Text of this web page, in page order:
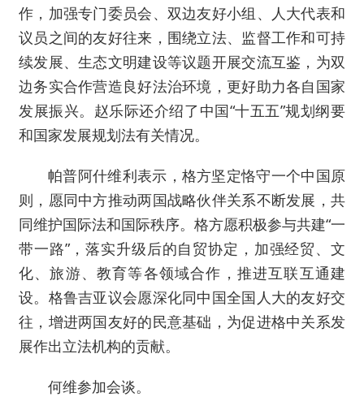
作，加强专门委员会、双边友好小组、人大代表和
议员之间的友好往来，围绕立法、监督工作和可持
续发展、生态文明建设等议题开展交流互鉴，为双
边务实合作营造良好法治环境，更好助力各自国家
发展振兴。赵乐际还介绍了中国“十五五”规划纲要
和国家发展规划法有关情况。
帕普阿什维利表示，格方坚定恪守一个中国原
则，愿同中方推动两国战略伙伴关系不断发展，共
同维护国际法和国际秩序。格方愿积极参与共建“一
带一路”，落实升级后的自贸协定，加强经贸、文
化、旅游、教育等各领域合作，推进互联互通建
设。格鲁吉亚议会愿深化同中国全国人大的友好交
往，增进两国友好的民意基础，为促进格中关系发
展作出立法机构的贡献。
何维参加会谈。